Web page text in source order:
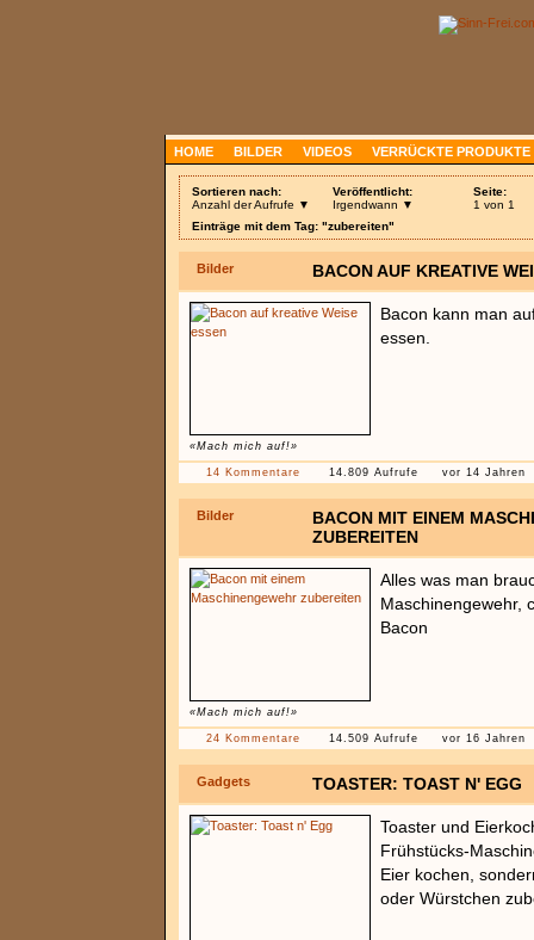
HOME BILDER VIDEOS VERRÜCKTE PRODUKTE
Sortieren nach:
Anzahl der Aufrufe ▼
Veröffentlicht:
Irgendwann ▼
Seite:
1 von 1
Einträge mit dem Tag: "zubereiten"
Bilder BACON AUF KREATIVE
«Mach mich auf!»
Bacon kann man
essen.
14 Kommentare 14.809 Aufrufe vor 14 Jahren
Bilder
BACON MIT EINEM
ZUBEREITEN
«Mach mich auf!»
Alles was man
Maschinengewehr,
Bacon
24 Kommentare 14.509 Aufrufe vor 16 Jahren
Gadgets TOASTER: TOAST N' EGG
Toaster und
Frühstücks-
Eier kochen,
oder Würstchen